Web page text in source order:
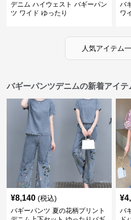
デニム ハイウェスト バギーパン
ツ ワイド ゆったり
バ
ワ
人気アイテム
バギーパンツデニムの新着アイテ
¥8,140 (税込)
バギーパンツ 夏の花柄プリント
¥
バ